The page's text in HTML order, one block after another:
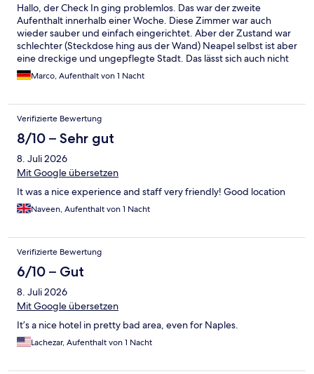
Hallo, der Check In ging problemlos. Das war der zweite
Aufenthalt innerhalb einer Woche. Diese Zimmer war auch
wieder sauber und einfach eingerichtet. Aber der Zustand war
schlechter (Steckdose hing aus der Wand) Neapel selbst ist aber
eine dreckige und ungepflegte Stadt. Das lässt sich auch nicht
mit Stadt im Süden oder mit Großstadt erklären. Andere
Städte/Großstädte sind auch sauber. Das Frühstück war toll.
Marco, Aufenthalt von 1 Nacht
Verifizierte Bewertung
8/10 – Sehr gut
8. Juli 2026
Mit Google übersetzen
It was a nice experience and staff very friendly! Good location
Naveen, Aufenthalt von 1 Nacht
Verifizierte Bewertung
6/10 – Gut
8. Juli 2026
Mit Google übersetzen
It’s a nice hotel in pretty bad area, even for Naples.
Lachezar, Aufenthalt von 1 Nacht